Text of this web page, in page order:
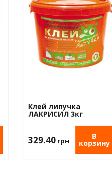
Клей липучка
ЛАКРИСИЛ 3кг
329.40 грн В
корзину